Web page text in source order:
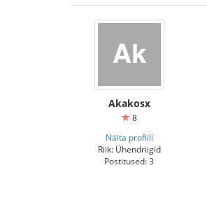
Akakosx
8
Näita profiili
Riik: Ühendriigid
Postitused: 3